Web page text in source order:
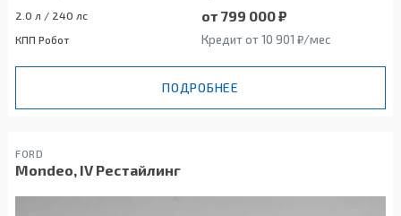
2.0 л / 240 лс от 799 000 ₽
КПП Робот Кредит от 10 901 ₽/мес
ПОДРОБНЕЕ
FORD
Mondeo, IV Рестайлинг